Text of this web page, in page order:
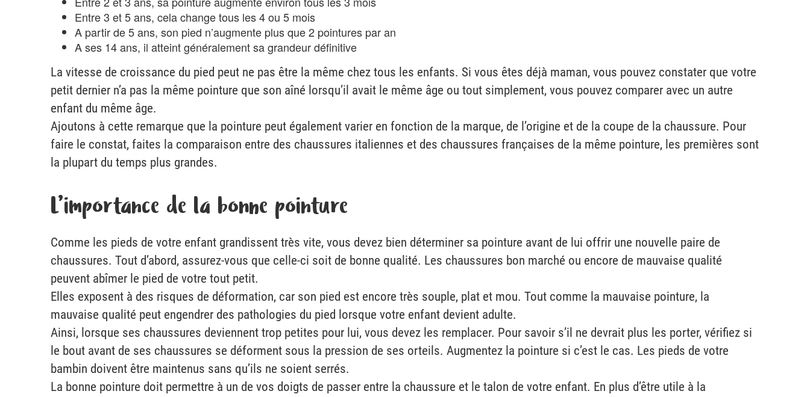
Entre 3 et 5 ans, cela change tous les 4 ou 5 mois
A partir de 5 ans, son pied n’augmente plus que 2 pointures par an
A ses 14 ans, il atteint généralement sa grandeur définitive
La vitesse de croissance du pied peut ne pas être la même chez tous les enfants. Si vous êtes déjà maman, vous pouvez constater que votre
petit dernier n’a pas la même pointure que son aîné lorsqu’il avait le même âge ou tout simplement, vous pouvez comparer avec un autre
enfant du même âge.
Ajoutons à cette remarque que la pointure peut également varier en fonction de la marque, de l’origine et de la coupe de la chaussure. Pour
faire le constat, faites la comparaison entre des chaussures italiennes et des chaussures françaises de la même pointure, les premières sont
la plupart du temps plus grandes.
L’importance de la bonne pointure
Comme les pieds de votre enfant grandissent très vite, vous devez bien déterminer sa pointure avant de lui offrir une nouvelle paire de
chaussures. Tout d’abord, assurez-vous que celle-ci soit de bonne qualité. Les chaussures bon marché ou encore de mauvaise qualité
peuvent abîmer le pied de votre tout petit.
Elles exposent à des risques de déformation, car son pied est encore très souple, plat et mou. Tout comme la mauvaise pointure, la
mauvaise qualité peut engendrer des pathologies du pied lorsque votre enfant devient adulte.
Ainsi, lorsque ses chaussures deviennent trop petites pour lui, vous devez les remplacer. Pour savoir s’il ne devrait plus les porter, vérifiez si
le bout avant de ses chaussures se déforment sous la pression de ses orteils. Augmentez la pointure si c’est le cas. Les pieds de votre
bambin doivent être maintenus sans qu’ils ne soient serrés.
La bonne pointure doit permettre à un de vos doigts de passer entre la chaussure et le talon de votre enfant. En plus d’être utile à la